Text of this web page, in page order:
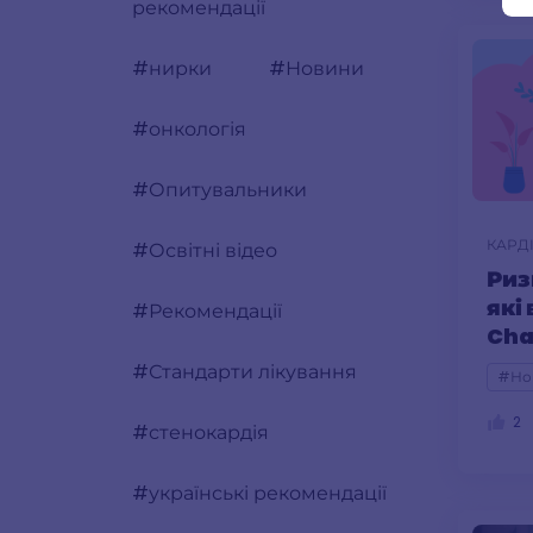
рекомендації
#нирки #Новини
#онкологія
#Опитувальники
#Освітні відео
#Рекомендації
#Стандарти лікування
#стенокардія
#українські рекомендації
2